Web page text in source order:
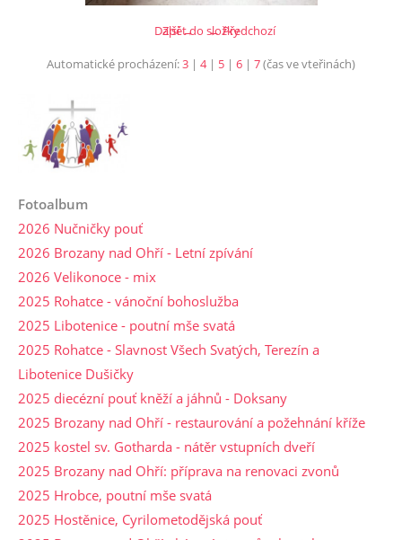
← Předchozí
Další →
Zpět do složky
Automatické procházení:3 | 4| 5 | 6 | 7(čas ve vteřinách)
Fotoalbum
2026 Nučničky pouť
2026 Brozany nad Ohří - Letní zpívání
2026 Velikonoce - mix
2025 Rohatce - vánoční bohoslužba
2025 Libotenice - poutní mše svatá
2025 Rohatce - Slavnost Všech Svatých, Terezín a
Libotenice Dušičky
2025 diecézní pouť kněží a jáhnů - Doksany
2025 Brozany nad Ohří - restaurování a požehnání kříže
2025 kostel sv. Gotharda - nátěr vstupních dveří
2025 Brozany nad Ohří: příprava na renovaci zvonů
2025 Hrobce, poutní mše svatá
2025 Hostěnice, Cyrilometodějská pouť